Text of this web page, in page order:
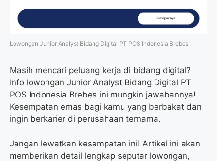
Lowongan Junior Analyst Bidang Digital PT POS Indonesia Brebes
Masih mencari peluang kerja di bidang digital?
Info lowongan Junior Analyst Bidang Digital PT
POS Indonesia Brebes ini mungkin jawabannya!
Kesempatan emas bagi kamu yang berbakat dan
ingin berkarier di perusahaan ternama.
Jangan lewatkan kesempatan ini! Artikel ini akan
memberikan detail lengkap seputar lowongan,